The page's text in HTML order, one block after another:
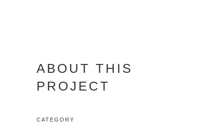
ABOUT THIS
PROJECT
CATEGORY